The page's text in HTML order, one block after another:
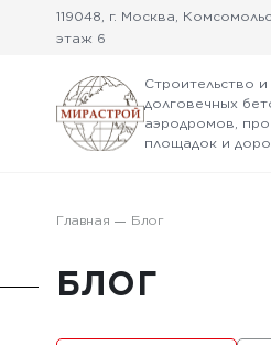
119048, г. Москва,
этаж 6
Строительство
долговечных
аэродромов,
площадок и
Главная Блог
БЛОГ